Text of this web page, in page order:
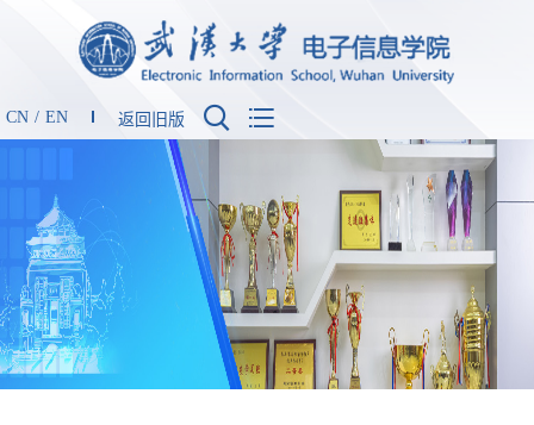
CN / EN 返回旧版  